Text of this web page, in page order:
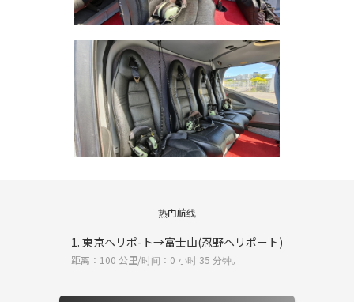
热门航线
1. 東京ヘリポ-ト→富士山(忍野ヘリポート)
距离：100 公里/时间：0 小时 35 分钟。